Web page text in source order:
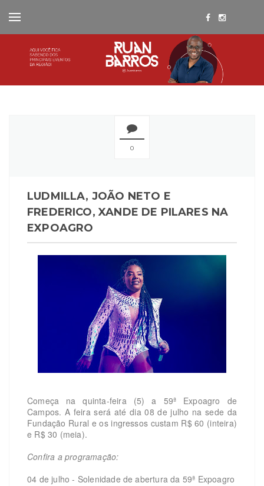
0
LUDMILLA, JOÃO NETO E
FREDERICO, XANDE DE PILARES NA
EXPOAGRO
Começa na quinta-feira (5) a 59ª Expoagro de
Campos. A feira será até dia 08 de julho na sede da
Fundação Rural e os ingressos custam R$ 60 (inteira)
e R$ 30 (meia).
Confira a programação:
04 de julho - Solenidade de abertura da 59ª Expoagro